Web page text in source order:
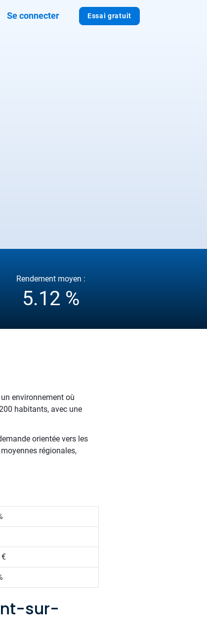
Essai gratuit
Se connecter
Rendement moyen :
5.12 %
environnement où
habitants, avec une
orientée vers les
régionales,
€
sur-